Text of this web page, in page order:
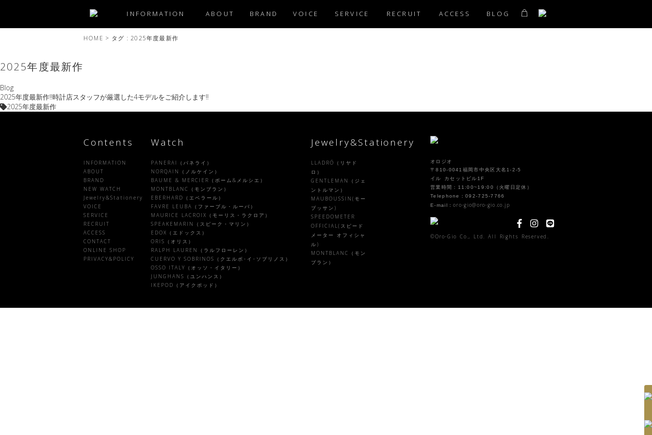
INFORMATION ABOUT BRAND VOICE SERVICE RECRUIT ACCESS BLOG
HOME > タグ : 2025年度最新作
2025年度最新作
Blog
2025年度最新作‼️時計店スタッフが厳選した4モデルをご紹介します‼️
2025年度最新作
Contents
INFORMATION
ABOUT
BRAND
NEW WATCH
Jewelry&Stationery
VOICE
SERVICE
RECRUIT
ACCESS
CONTACT
ONLINE SHOP
PRIVACY&POLICY
Watch
PANERAI（パネライ）
NORQAIN（ノルケイン）
BAUME & MERCIER（ボーム&メルシエ）
MONTBLANC（モンブラン）
EBERHARD（エベラール）
FAVRE LEUBA（ファーブル・ルーバ）
MAURICE LACROIX（モーリス・ラクロア）
SPEAKEMARIN（スピーク・マリン）
EDOX（エドックス）
ORIS（オリス）
RALPH LAUREN（ラルフローレン）
CUERVO Y SOBRINOS（クエルボ･イ･ソブリノス）
OSSO ITALY（オッソ・イタリー）
JUNGHANS（ユンハンス）
IKEPOD（アイクポッド）
Jewelry&Stationery
LLADRÓ（リヤド
ロ）
GENTLEMAN（ジェ
ントルマン）
MAUBOUSSIN(モー
ブッサン)
SPEEDOMETER
OFFICIAL(スピード
メーター オフィシャ
ル)
MONTBLANC（モン
ブラン）
オロジオ
〒810-0041福岡市中央区大名1-2-5
イル カセットビル1F
営業時間：11:00~19:00（火曜日定休）
Telephone：092-725-7766
E-mail：oro-gio@oro-gio.co.jp
©Oro-Gio Co., Ltd. All Rights Reserved.